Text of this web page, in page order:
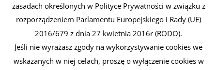
zasadach określonych w Polityce Prywatności w związku z
rozporządzeniem Parlamentu Europejskiego i Rady (UE)
2016/679 z dnia 27 kwietnia 2016r (RODO).
Jeśli nie wyrażasz zgody na wykorzystywanie cookies we
wskazanych w niej celach, proszę o wyłączenie cookies w